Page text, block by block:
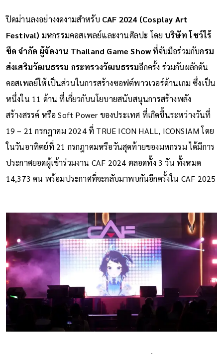
ปิดม่านลงอย่างงดงามสำหรับ CAF 2024 (Cosplay Art
Festival) มหกรรมคอสเพลย์และงานศิลปะ โดย บริษัท โชว์ไร้
ขีด จำกัด ผู้จัดงาน Thailand Game Showที่จับมือร่วมกับกรม
ส่งเสริมวัฒนธรรม กระทรวงวัฒนธรรมอีกครั้ง ร่วมกันผลักดัน
คอสเพลย์ให้เป็นส่วนในการสร้างซอฟต์พาวเวอร์ด้านเกม ซึ่งเป็น
หนึ่งใน 11 ด้าน ที่เกี่ยวกับนโยบายสนับสนุนการสร้างพลัง
สร้างสรรค์ หรือ Soft Power ของประเทศ ที่เกิดขึ้นระหว่างวันที่
19 – 21 กรกฎาคม 2024 ที่ TRUE ICON HALL, ICONSIAM โดย
ในวันอาทิตย์ที่ 21 กรกฎาคมหรือวันสุดท้ายของมหกรรม ได้มีการ
ประกาศยอดผู้เข้าร่วมงาน CAF 2024 ตลอดทั้ง 3 วัน ทั้งหมด
14,373 คน พร้อมประกาศที่จะกลับมาพบกันอีกครั้งใน CAF 2025